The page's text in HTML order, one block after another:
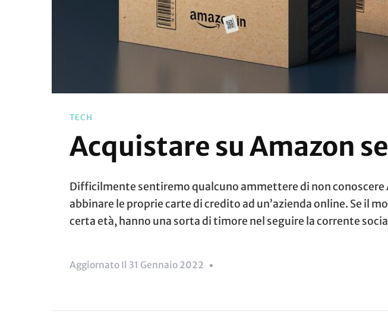
TECH
Acquistare su Amazon
Difficilmente sentiremo qualcuno ammettere di non
abbinare le proprie carte di credito ad un’azienda online. Se il
certa età, hanno una sorta di timore nel seguire la corrente
Aggiornato Il 31 Gennaio 2022